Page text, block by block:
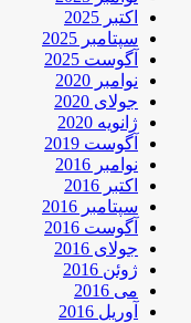
اکتبر 2025
سپتامبر 2025
آگوست 2025
نوامبر 2020
جولای 2020
ژانویه 2020
آگوست 2019
نوامبر 2016
اکتبر 2016
سپتامبر 2016
آگوست 2016
جولای 2016
ژوئن 2016
می 2016
آوریل 2016